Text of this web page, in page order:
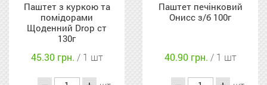
Паштет з куркою та
помідорами
Щоденний Drop ст
130г
45.30 грн. / 1 шт
Паштет печінковий
Онисс з/б 100г
40.90 грн. / 1 шт